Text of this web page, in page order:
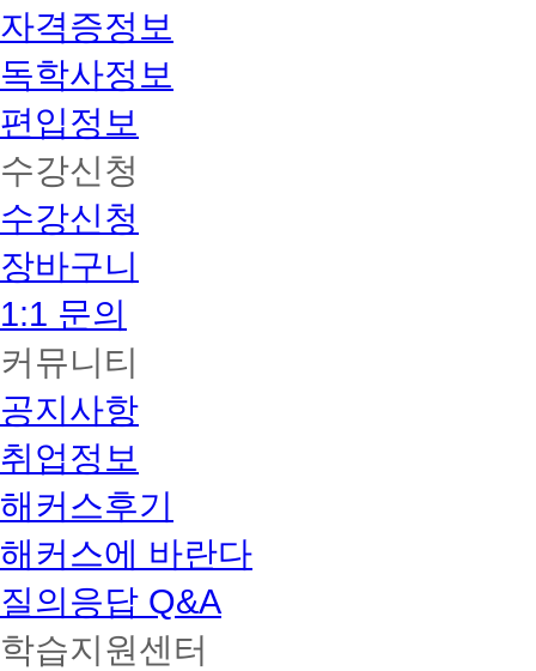
자격증정보
독학사정보
편입정보
수강신청
수강신청
장바구니
1:1 문의
커뮤니티
공지사항
취업정보
해커스후기
해커스에 바란다
질의응답 Q&A
학습지원센터